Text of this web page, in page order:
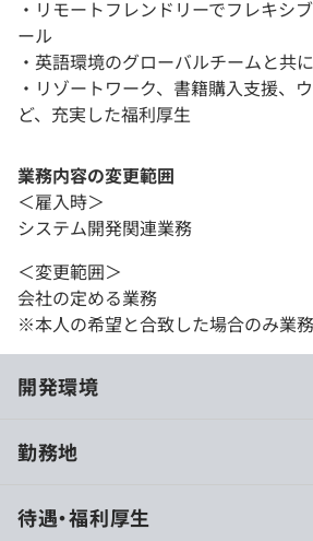
・リモートフレンドリーでフレキシ
ール
・英語環境のグローバルチームと共
・リゾートワーク、書籍購入支援、
ど、充実した福利厚生
業務内容の変更範囲
＜雇入時＞
システム開発関連業務
＜変更範囲＞
会社の定める業務
※本人の希望と合致した場合のみ業務
開発環境
ロソフト、PwCなど、日本および世
勤務地
待遇・福利厚生